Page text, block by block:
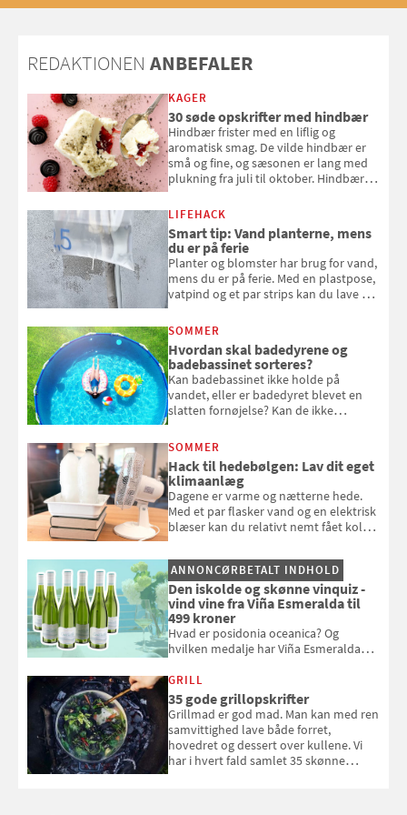
REDAKTIONEN ANBEFALER
KAGER
30 søde opskrifter med hindbær
Hindbær frister med en liflig og
aromatisk smag. De vilde hindbær er
små og fine, og sæsonen er lang med
plukning fra juli til oktober. Hindbær
kan bruge dine hindbær i alt fra
bagværk og salater til is og syltning.
LIFEHACK
Smart tip: Vand planterne, mens
du er på ferie
Planter og blomster har brug for vand,
mens du er på ferie. Med en plastpose,
vatpind og et par strips kan du lave dit
at bede naboen om at vande eller
komme hjem til døde planter
SOMMER
Hvordan skal badedyrene og
badebassinet sorteres?
Kan badebassinet ikke holde på
vandet, eller er badedyret blevet en
slatten fornøjelse? Kan de ikke
opmærksom, når du smider
badebassinet eller et badedyr ud
SOMMER
Hack til hedebølgen: Lav dit eget
klimaanlæg
Dagene er varme og nætterne hede.
Med et par flasker vand og en elektrisk
blæser kan du relativt nemt fået koldt
og se, hvordan du gør
ANNONCØRBETALT INDHOLD
Den iskolde og skønne vinquiz -
vind vine fra Viña Esmeralda til
499 kroner
Hvad er posidonia oceanica? Og
hvilken medalje har Viña Esmeralda
med i Samvirkes skønne vinquiz, hvor
du kan vinde 6 flasker vin fra Viña
Esmeralda. Konkurrencen slutter 1.
september 2026.
GRILL
35 gode grillopskrifter
Grillmad er god mad. Man kan med ren
samvittighed lave både forret,
hovedret og dessert over kullene. Vi
har i hvert fald samlet 35 skønne